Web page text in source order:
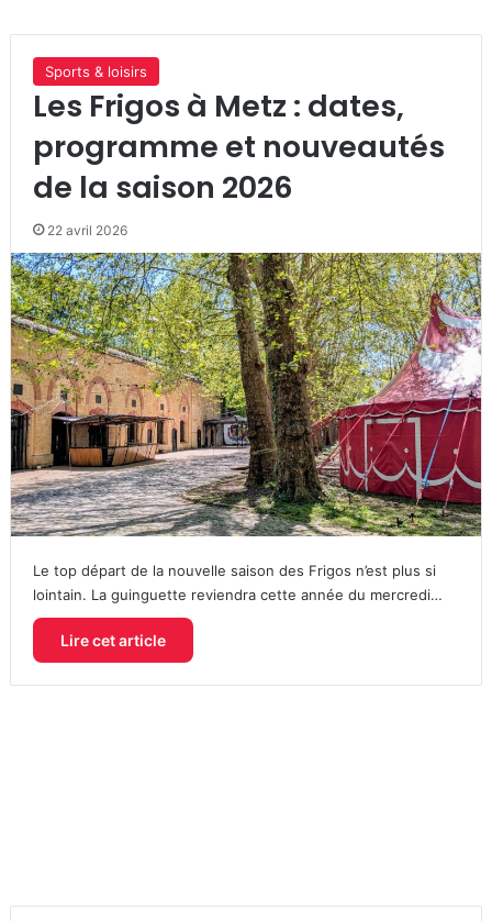
Sports & loisirs
Les Frigos à Metz : dates,
programme et nouveautés
de la saison 2026
22 avril 2026
Le top départ de la nouvelle saison des Frigos n’est plus si
lointain. La guinguette reviendra cette année du mercredi…
Lire cet article